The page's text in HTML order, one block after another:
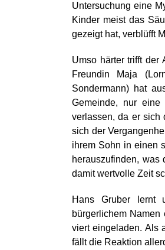
Untersuchung eine
Kinder meist das
gezeigt hat, verblüfft
Umso härter trifft der
Freundin Maja
Sondermann) hat
Gemeinde, nur eine
verlassen, da er sich
sich der
ihrem Sohn in einen
herauszufinden, was
damit wertvolle Zeit
Hans Gruber lernt
bürgerlichem
viert eingeladen. Als
fällt die Reaktion